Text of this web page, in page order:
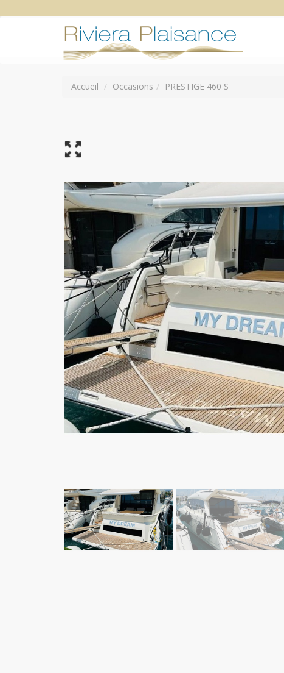
Accueil Occasions PRESTIGE 460 S